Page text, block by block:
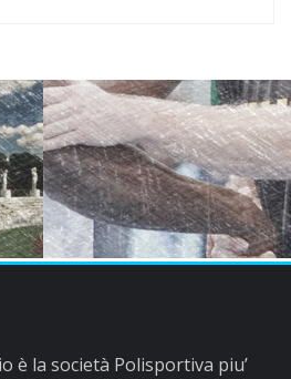
è la società Polisportiva piu’